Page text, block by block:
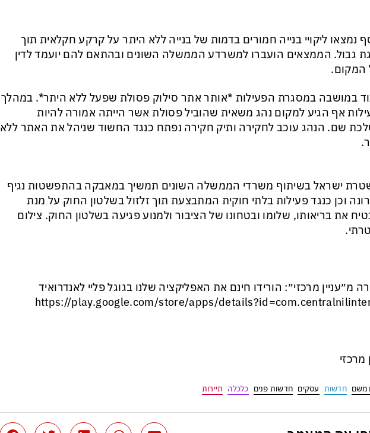
נמצאו ליקויי בנייה חמורים בדמות של בנייה ללא היתר על קרקע חקלאית תוך
גבול. הממצאים הועברו למשרדע הממשלה השונים ובהתאם להם יועמד לדין
המקום.
במושבה במסגרת הפעילות *אותר אתר סילוק פסולת שפעל ללא היתר*. במהלך
אף הגיע למקום נהג משאית שהוביל פסולת אשר הייתה אמורה להיות
שם. הנהג עוכב לחקירה ותיק חקירה נפתח כנגד החשוד שניהל את האתר ללא
ישראל בשיתוף משרדי הממשלה השונים תמשיך במאבקה בהתפשטות נגיף
וכן כנגד פעילות בלתי חוקית המתבצעת תוך זלזול בשלטון החוק על מנת
את בריאותו, שלומו ובטחונו של הציבור ולמנוע פגיעה בשלטון החוק. צילום
מ״עניין מרכזי״: הורידו חינם את האפליקציה שלנו בגוגל פליי לאנדרואיד
מרכזי
חדשות עסקים חדשות פנים כלכלה תיירות